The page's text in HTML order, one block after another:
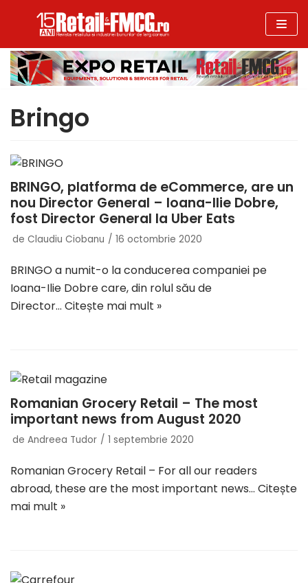
la
conținut
Bringo
BRINGO, platforma de eCommerce, are un
nou Director General – Ioana-Ilie Dobre,
fost Director General la Uber Eats
de Claudiu Ciobanu 16 octombrie 2020
BRINGO a numit-o la conducerea companiei pe
Ioana-Ilie Dobre care, din rolul său de
Director… Citește mai mult »
Romanian Grocery Retail – The most
important news from August 2020
de Andreea Tudor 1 septembrie 2020
Romanian Grocery Retail – For all our readers
abroad, these are the most important news… Citește
mai mult »